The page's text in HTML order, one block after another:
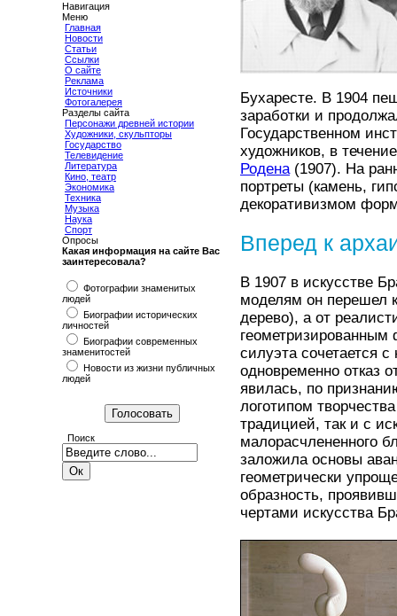
Навигация
Меню
Главная
Новости
Статьи
Ссылки
О сайте
Реклама
Источники
Фотогалерея
Разделы сайта
Персонажи древней истории
Художники, скульпторы
Государство
Телевидение
Литература
Кино, театр
Экономика
Техника
Музыка
Наука
Спорт
Опросы
Какая информация на сайте Вас
заинтересовала?
Фотографии знаменитых
людей
Биографии исторических
личностей
Биографии современных
знаменитостей
Новости из жизни публичных
людей
Поиск
Бухаресте. В 1904
заработки и
Государственном
художников, в
Родена(1907). На
портреты (камень,
декоративизмом
Вперед к
В 1907 в искусстве
моделям он перешел
дерево), а от
силуэта сочетается
одновременно отказ
явилась, по
логотипом
традицией, так и с
малорасчлененного
заложила основы
геометрически
образность,
чертами искусства